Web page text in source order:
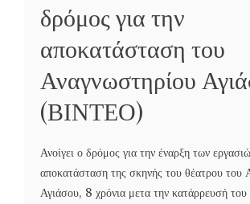
δρόμος για την
αποκατάσταση του
Αναγνωστηρίου
(ΒΙΝΤΕΟ)
Ανοίγει ο δρόμος για την έναρξη των
αποκατάσταση της σκηνής του θέατρου του
Αγιάσου, 8 χρόνια μετα την κατάρρευσή